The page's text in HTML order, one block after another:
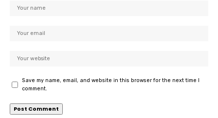
Save my name, email, and website in this browser for the next time I
comment.